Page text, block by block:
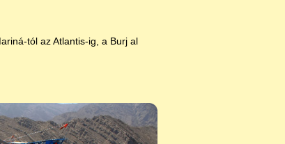
tól az Atlantis-ig, a Burj al